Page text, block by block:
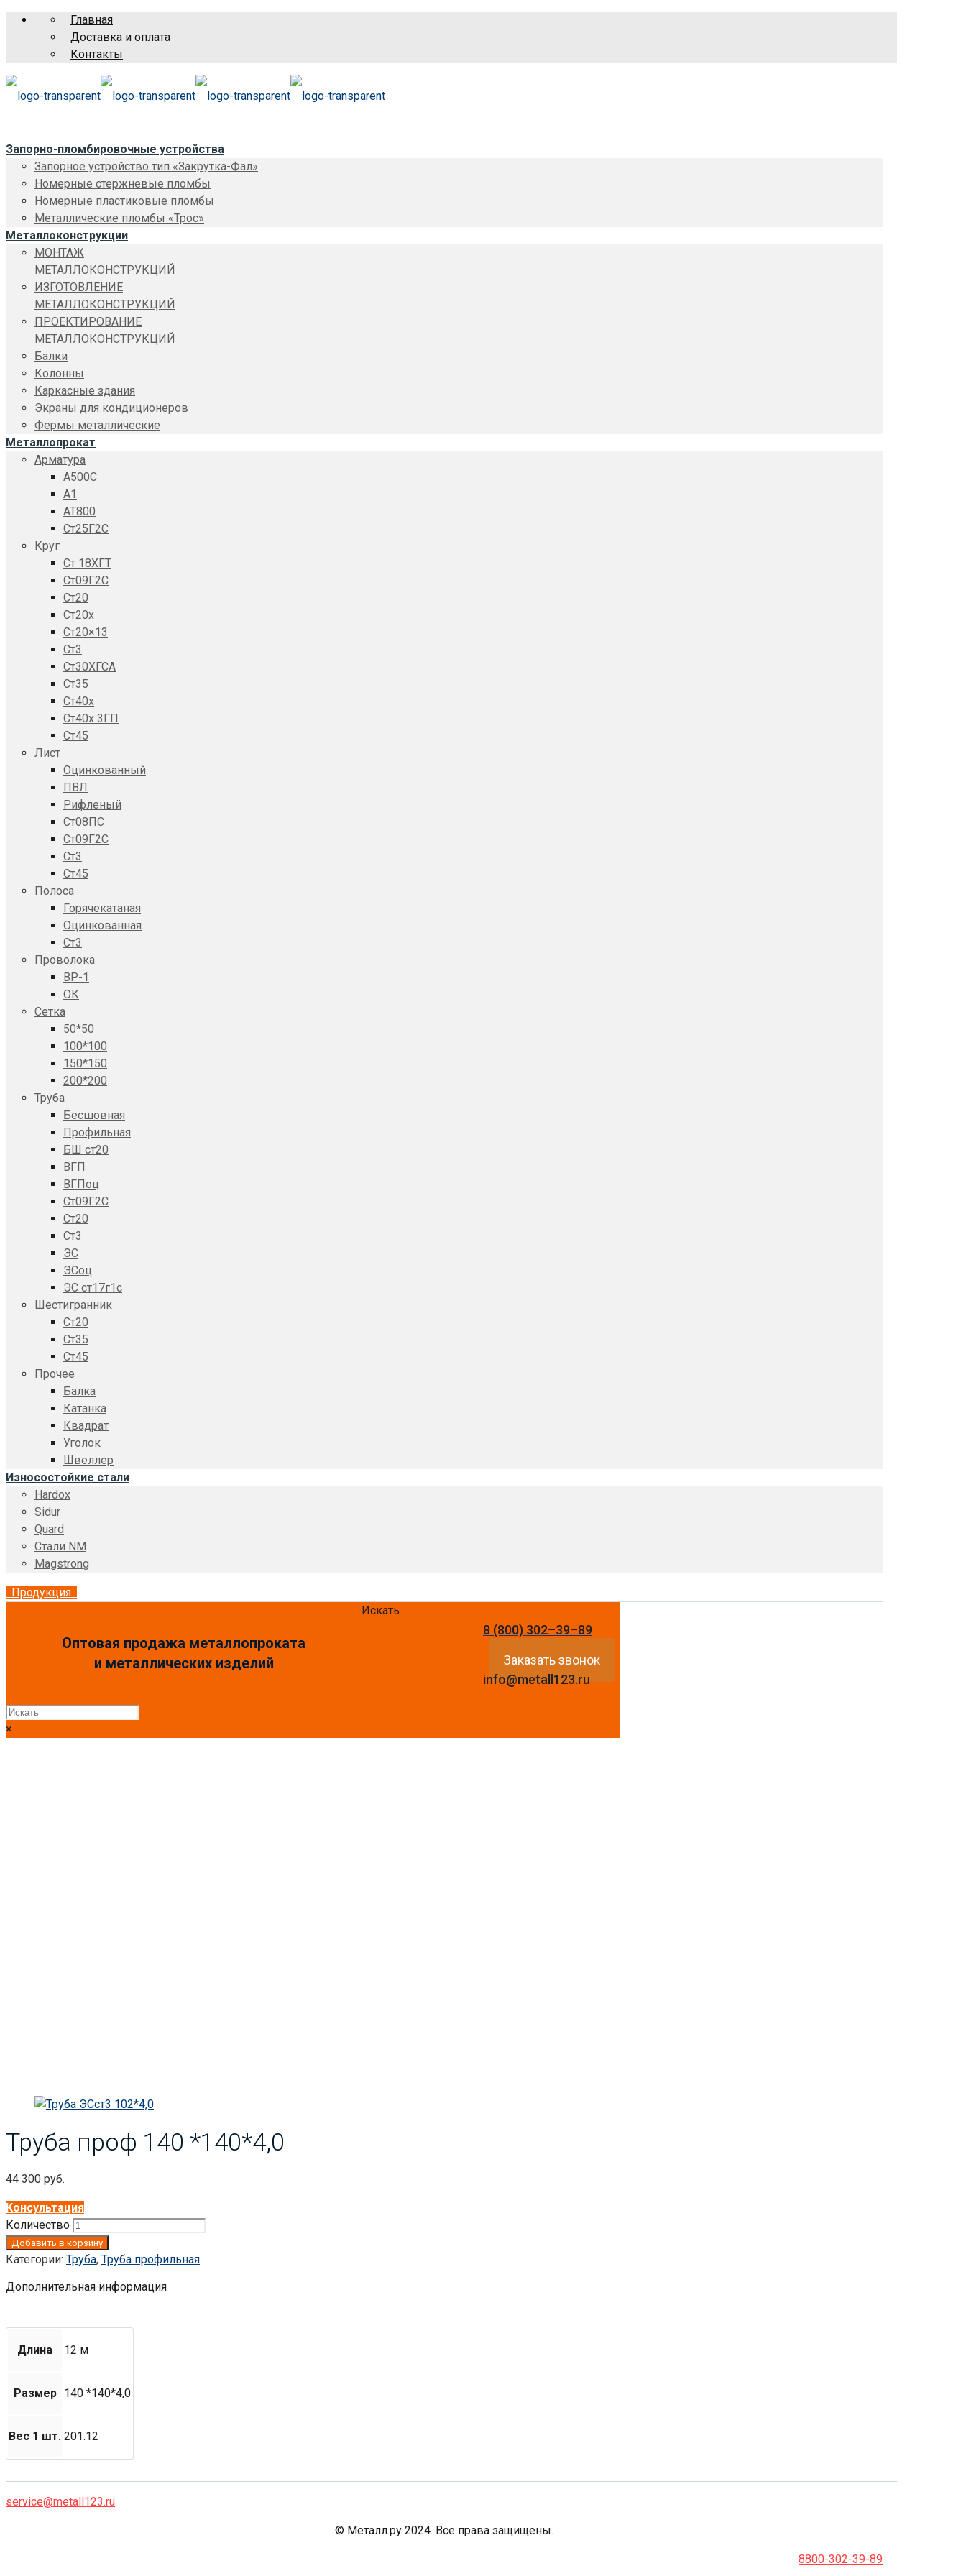
Главная
Доставка и оплата
Контакты
Запорно-пломбировочные устройства
Запорное устройство тип «Закрутка-Фал»
Номерные стержневые пломбы
Номерные пластиковые пломбы
Металлические пломбы «Трос»
Металлоконструкции
МОНТАЖ
МЕТАЛЛОКОНСТРУКЦИЙ
ИЗГОТОВЛЕНИЕ
МЕТАЛЛОКОНСТРУКЦИЙ
ПРОЕКТИРОВАНИЕ
МЕТАЛЛОКОНСТРУКЦИЙ
Балки
Колонны
Каркасные здания
Экраны для кондиционеров
Фермы металлические
Металлопрокат
Арматура
A500C
А1
АТ800
Ст25Г2С
Круг
Ст 18ХГТ
Ст09Г2С
Ст20
Ст20x
Ст20×13
Ст3
Ст30ХГСА
Ст35
Ст40х
Ст40х 3ГП
Ст45
Лист
Оцинкованный
ПВЛ
Рифленый
Ст08ПС
Ст09Г2С
Ст3
Ст45
Полоса
Горячекатаная
Оцинкованная
Ст3
Проволока
ВР-1
ОК
Сетка
50*50
100*100
150*150
200*200
Труба
Бесшовная
Профильная
БШ ст20
ВГП
ВГПоц
Ст09Г2С
Ст20
Ст3
ЭС
ЭСоц
ЭС ст17г1с
Шестигранник
Ст20
Ст35
Ст45
Прочее
Балка
Катанка
Квадрат
Уголок
Швеллер
Износостойкие стали
Hardox
Sidur
Quard
Стали NM
Magstrong
Продукция
Оптовая продажа металлопроката
и металлических изделий
8 (800) 302–39–89
Заказать звонок
info@metall123.ru
Искать
×
Труба проф 140 *140*4,0
44 300 руб.
Консультация
Количество
Добавить в корзину
Категории: Труба, Труба профильная
Дополнительная информация
Длина 12 м
Размер 140 *140*4,0
Вес 1 шт. 201.12
service@metall123.ru
© Металл.ру 2024. Все права защищены.
8800-302-39-89